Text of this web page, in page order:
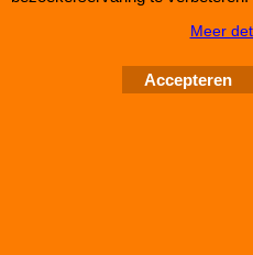
Green Filter MAZDA 2
Meer
Accepteren